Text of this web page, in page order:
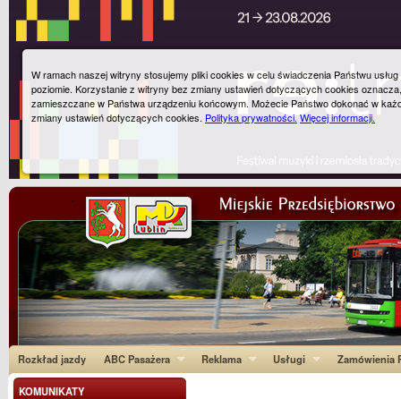
Rozkład jazdy ABC Pasażera Reklama Usługi Zamówienia
KOMUNIKATY
W ramach naszej witryny stosujemy pliki cookies w celu świadczenia Państwu
poziomie. Korzystanie z witryny bez zmiany ustawień dotyczących cookies
zamieszczane w Państwa urządzeniu końcowym. Możecie Państwo dokonać w
zmiany ustawień dotyczących cookies. Polityka prywatności.Więcej informacji.